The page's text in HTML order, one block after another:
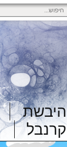
היבשת
קרנבל